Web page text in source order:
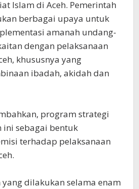
Islam di Aceh. Pemerintah
berbagai upaya untuk
amanah undang-
dengan pelaksanaan
khususnya yang
ibadah, akidah dan
program strategi
sebagai bentuk
terhadap pelaksanaan
dilakukan selama enam